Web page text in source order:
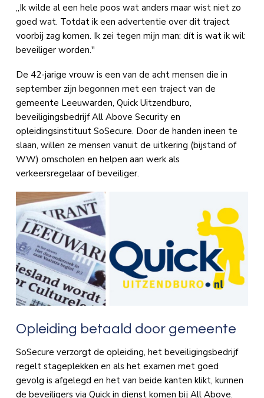
,,Ik wilde al een hele poos wat anders maar wist niet zo
goed wat. Totdat ik een advertentie over dit traject
voorbij zag komen. Ik zei tegen mijn man: dít is wat ik wil:
beveiliger worden.''
De 42-jarige vrouw is een van de acht mensen die in
september zijn begonnen met een traject van de
gemeente Leeuwarden, Quick Uitzendburo,
beveiligingsbedrijf All Above Security en
opleidingsinstituut SoSecure. Door de handen ineen te
slaan, willen ze mensen vanuit de uitkering (bijstand of
WW) omscholen en helpen aan werk als
verkeersregelaar of beveiliger.
Opleiding betaald door gemeente
SoSecure verzorgt de opleiding, het beveiligingsbedrijf
regelt stageplekken en als het examen met goed
gevolg is afgelegd en het van beide kanten klikt, kunnen
de beveiligers via Quick in dienst komen bij All Above.